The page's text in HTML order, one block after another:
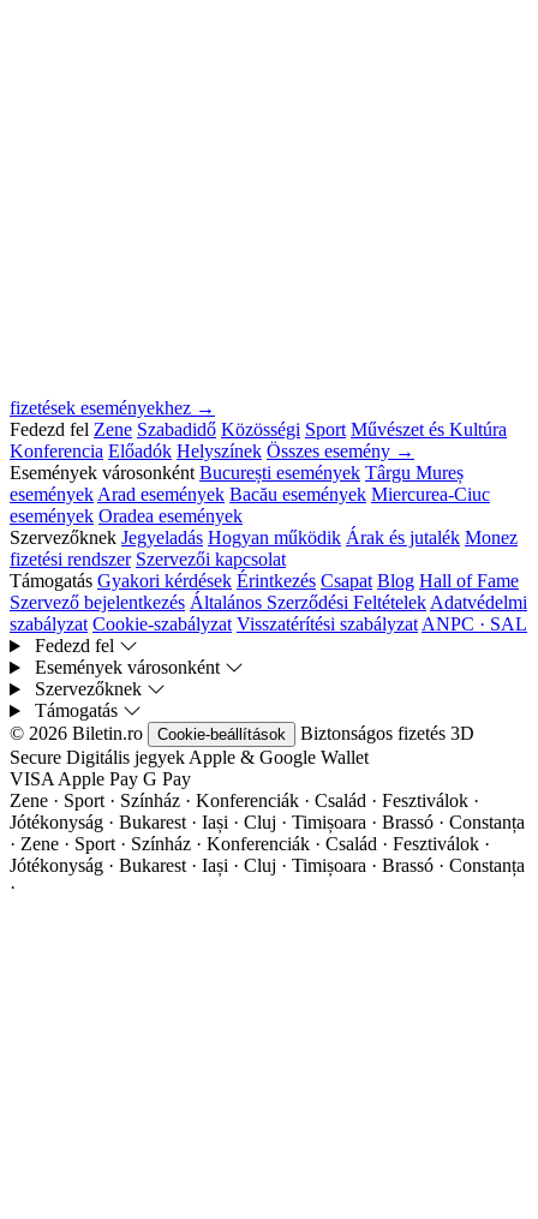
fizetések eseményekhez →
Fedezd fel Zene Szabadidő Közösségi Sport Művészet és Kultúra
Konferencia Előadók Helyszínek Összes esemény →
Események városonként București események Târgu Mureș
események Arad események Bacău események Miercurea-Ciuc
események Oradea események
Szervezőknek Jegyeladás Hogyan működik Árak és jutalék Monez
fizetési rendszer Szervezői kapcsolat
Támogatás Gyakori kérdések Érintkezés Csapat Blog Hall of Fame
Szervező bejelentkezés Általános Szerződési Feltételek Adatvédelmi
szabályzat Cookie-szabályzat Visszatérítési szabályzat ANPC · SAL
Fedezd fel
Események városonként
Szervezőknek
Támogatás
© 2026 Biletin.ro
Cookie-beállítások Biztonságos fizetés 3D
Secure Digitális jegyek Apple & Google Wallet
VISA Apple Pay G Pay
Zene · Sport · Színház · Konferenciák · Család · Fesztiválok ·
Jótékonyság · Bukarest · Iași · Cluj · Timișoara · Brassó · Constanța
· Zene · Sport · Színház · Konferenciák · Család · Fesztiválok ·
Jótékonyság · Bukarest · Iași · Cluj · Timișoara · Brassó · Constanța
·